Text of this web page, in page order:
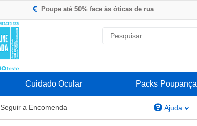
Poupe até 50% face às óticas de rua
Nº1 na Opinião dos Clientes
Cuidado Ocular Packs Poupança
Seguir a Encomenda Ajuda